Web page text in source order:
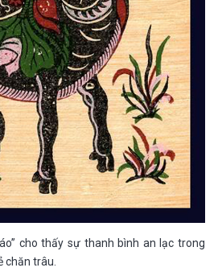
cho thấy sự thanh bình an lạc trong
chăn trâu.